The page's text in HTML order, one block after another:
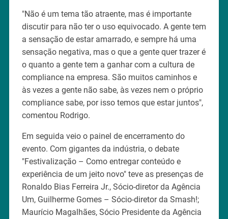
"Não é um tema tão atraente, mas é importante
discutir para não ter o uso equivocado. A gente tem
a sensação de estar amarrado, e sempre há uma
sensação negativa, mas o que a gente quer trazer é
o quanto a gente tem a ganhar com a cultura de
compliance na empresa. São muitos caminhos e
às vezes a gente não sabe, às vezes nem o próprio
compliance sabe, por isso temos que estar juntos",
comentou Rodrigo.
Em seguida veio o painel de encerramento do
evento. Com gigantes da indústria, o debate
"Festivalização – Como entregar conteúdo e
experiência de um jeito novo" teve as presenças de
Ronaldo Bias Ferreira Jr., Sócio-diretor da Agência
Um, Guilherme Gomes – Sócio-diretor da Smash!;
Maurício Magalhães, Sócio Presidente da Agência